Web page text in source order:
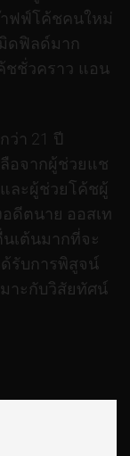
ฟฟ์โค้ชคนใหม่
ดฟิลด์มาก
ชชั่วคราว แอน
ว่า 21 ปี
อจากผู้ช่วยแช
ละผู้ช่วยโค้ชผู้
ดีตนาย ออสเท
นเต้นมากที่จะ
รับการพิสูจน์
าะกับวิสัยทัศน์